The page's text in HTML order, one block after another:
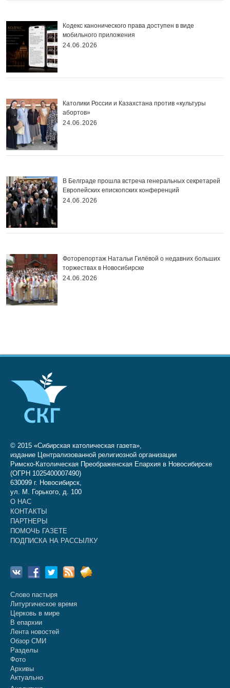
Кодекс канонического права доступен в виде
мобильного приложения
24.06.2026
Католики России и Казахстана против «культуры
абортов»
24.06.2026
В Белграде прошла встреча генеральных секретарей
Европейских епископских конференций
24.06.2026
Фоторепортаж Натальи Гилёвой о недавних больших
торжествах в Новосибирске
24.06.2026
© 2015 «Сибирская католическая газета»,
издание Централизованной религиозной организации
Римско-Католическая Преображенская Епархия в Новосибирске
(ОГРН 1025400007490)
630099 г. Новосибирск,
ул. М. Горького, д. 100
О НАС
КОНТАКТЫ
ПАРТНЕРЫ
ПОМОЧЬ ГАЗЕТЕ
ПОДПИСКА НА РАССЫЛКУ
Слово пастыря
Литургическое время
Церковь в мире
В епархии
Лента новостей
Обзор СМИ
Разделы
Фото
Архивы
Актуально